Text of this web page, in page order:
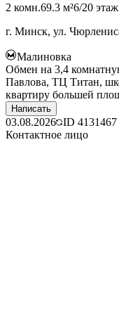
2 комн.69.3 м²6/20 этаж
г. Минск, ул.
Малиновка
Обмен на 3,4
Павлова, ТЦ Титан,
квартиру большей
Написать
03.08.2026 ID 4131467
Контактное лицо